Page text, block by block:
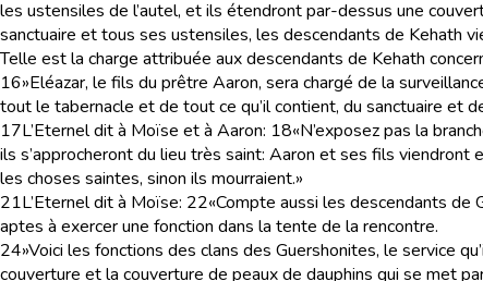
les ustensiles de l’autel, et ils étendront par-dessus une
sanctuaire et tous ses ustensiles, les descendants de Kehath
Telle est la charge attribuée aux descendants de Kehath
16»Eléazar, le fils du prêtre Aaron, sera chargé de la
tout le tabernacle et de tout ce qu’il contient, du sanctuaire et
17L’Eternel dit à Moïse et à Aaron: 18«N’exposez pas la
ils s’approcheront du lieu très saint: Aaron et ses fils viendront
les choses saintes, sinon ils mourraient.»
21L’Eternel dit à Moïse: 22«Compte aussi les descendants de
aptes à exercer une fonction dans la tente de la rencontre.
24»Voici les fonctions des clans des Guershonites, le service
couverture et la couverture de peaux de dauphins qui se met